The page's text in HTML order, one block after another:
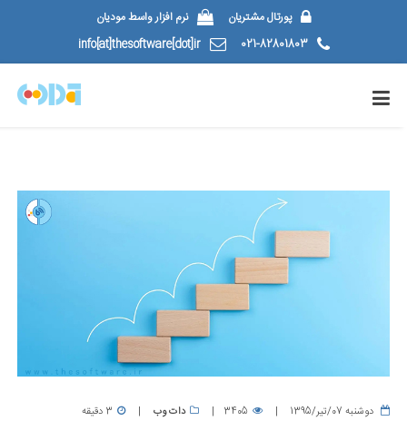
پورتال مشتریان
نرم افزار واسط مودیان
021-82801803
info[at]thesoftware[dot]ir
دوشنبه 07/تیر/1395 3405 دات وب 3 دقیقه